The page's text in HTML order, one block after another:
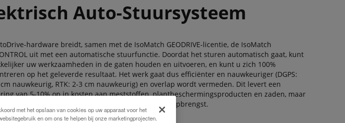
Auto-Stuursysteem
hardware breidt, samen met de IsoMatch GEODRIVE-licentie, de IsoMatch
uit met een automatische stuurfunctie. Doordat het sturen automatisch gaat, kunt
uw werkzaamheden in de gaten houden en uitvoeren, en kunt u zich 100%
op het geleverde resultaat. Het werk gaat dus efficiënter en nauwkeuriger (DGPS:
nauwkeurig, RTK: 2-3 cm nauwkeurig) en overlap wordt vermeden. Dit levert een
van 5-10% op in kosten aan meststoffen, plantbeschermingsproducten en zaden, maar
tot betere groeiomstandigheden en een grotere opbrengst.
met het opslaan van cookies op uw apparaat voor het
en om ons te helpen bij onze marketingprojecten.